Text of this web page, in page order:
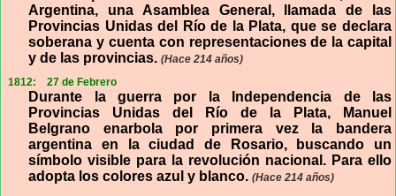
Argentina, una Asamblea General, llamada de las
Provincias Unidas del Río de la Plata, que se declara
soberana y cuenta con representaciones de la capital
y de las provincias.(Hace 214 años)
1812:
27 de Febrero
Durante la guerra por la Independencia de las
Provincias Unidas del Río de la Plata, Manuel
Belgrano enarbola por primera vez la bandera
argentina en la ciudad de Rosario, buscando un
símbolo visible para la revolución nacional. Para ello
adopta los colores azul y blanco.(Hace 214 años)